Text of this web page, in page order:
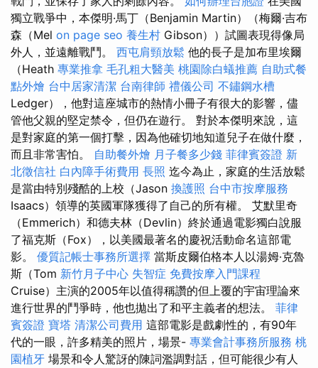
獨立戰爭中，本傑明·馬丁（Benjamin Martin）（梅爾·吉布
森（Mel on page seo 養生村 Gibson））試圖表現得像局
外人，並遠離戰鬥。 西屯肩頸放鬆 他的長子是加布里埃爾
（Heath 專業推拿 毛孔粗大醫美 桃園除白蟻推薦 自助式餐
點外燴 台中居家清潔 台南律師 禮儀公司 不鏽鋼水槽
Ledger），他對這座城市的熱情小冊子有很大的影響，儘
管他父親的堅定禁令，但仍在遊行。 對於本傑明來說，這
是對家庭的第一個打擊，因為他確切地知道兒子在做什麼，
而且非常害怕。 自助餐外燴 月子餐多少錢 菲律賓簽證 新
北徵信社 白內障手術費用 長照 迄今為止，家庭的生活放鬆
是當由特別殘酷的上校（Jason 換護照 台中市按摩服務
Isaacs）領導的英國軍隊獲得了自己的所有權。 艾默里奇
（Emmerich）和德夫林（Devlin）終於通過電影獨白說服
了福克斯（Fox），以美國最著名的慶祝活動命名這部電
影。 優質記帳士事務所選擇 當斯皮爾伯格本人以湯姆·克魯
斯（Tom 新竹月子中心 失智症 免費按摩入門課程
Cruise）主演的2005年以值得稱讚的但上覆的宇宙理論來
進行世界的鬥爭時，他也拋出了和平主義者的想法。 菲律
賓簽證 寶塔 清潔公司費用 這部電影是戲劇性的，有90年
代的一眼，許多精美的照片，場景- 專業會計事務所服務 桃
園植牙 場景和令人驚訝的陳詞濫調對話，但可能很少有人